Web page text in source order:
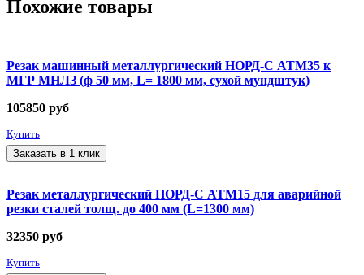
Похожие товары
Резак машинный металлургический НОРД-С АТМ35 к
МГР МНЛЗ (ф 50 мм, L= 1800 мм, сухой мундштук)
105850 руб
Купить
Заказать в 1 клик
Резак металлургический НОРД-С АТМ15 для аварийной
резки сталей толщ. до 400 мм (L=1300 мм)
32350 руб
Купить